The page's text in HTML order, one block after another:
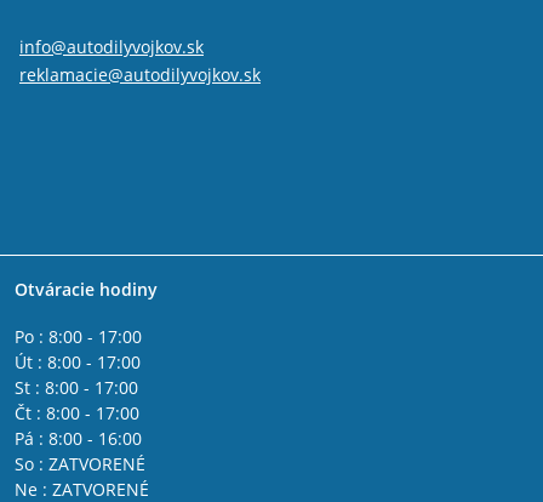
info@autodilyvojkov.sk
reklamacie@autodilyvojkov.sk
Otváracie hodiny
Po : 8:00 - 17:00
Út : 8:00 - 17:00
St : 8:00 - 17:00
Čt : 8:00 - 17:00
Pá : 8:00 - 16:00
So : ZATVORENÉ
Ne : ZATVORENÉ